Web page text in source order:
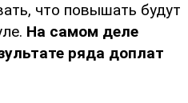
что повышать будут
На самом деле
ряда доплат